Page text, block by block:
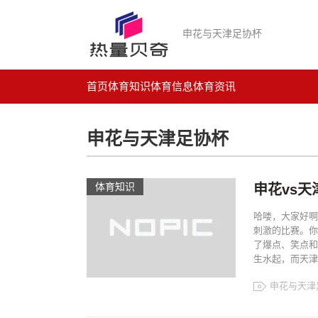
申花与天津足协杯
首页体育知识体育信息体育资讯
申花与天津足协杯
体育知识 申花vs天
哈喽，大家好
刺激的比赛。
了爆点、笑点
生水起，而天
申花与天